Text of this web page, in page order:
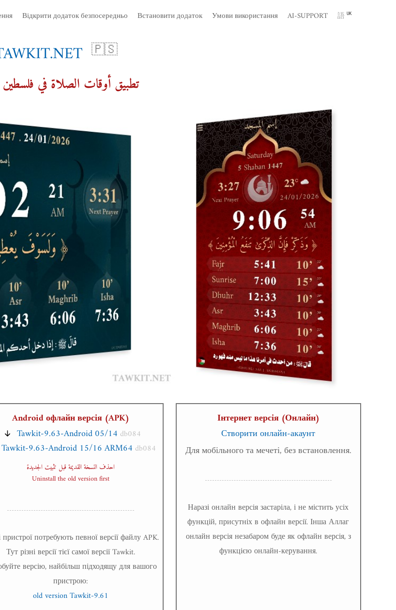
Відкрити додаток безпосередньо Встановити додаток Умови використання AI-SUPPORT 語 UK
🇵🇸
تطبيق أوقات الصلاة في فلسطين
Android офлайн версія (APK)
Tawkit-9.63-Android 05/14 db084
Tawkit-9.63-Android 15/16 ARM64 db084
احذف النسخة القديمة قبل تثبيت الجديدة
Uninstall the old version first
потребують певної версії файлу APK.
Тут різні версії тієї самої версії Tawkit.
версію, найбільш підходящу для вашого
пристрою:
old version Tawkit-9.61
Інтернет версія (Онлайн)
Створити онлайн-акаунт
Для мобільного та мечеті, без встановлення.
Наразі онлайн версія застаріла, і не містить усіх
функцій, присутніх в офлайн версії. Інша Аллаг
онлайн версія незабаром буде як офлайн версія, з
функцією онлайн-керування.